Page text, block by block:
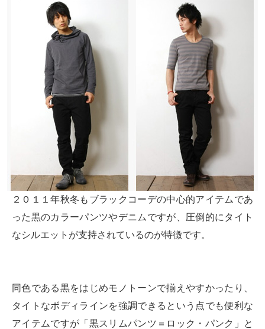
２０１１年秋冬もブラックコーデの中心的アイテムであ
った黒のカラーパンツやデニムですが、圧倒的にタイト
なシルエットが支持されているのが特徴です。
同色である黒をはじめモノトーンで揃えやすかったり、
タイトなボディラインを強調できるという点でも便利な
アイテムですが「黒スリムパンツ＝ロック・パンク」と